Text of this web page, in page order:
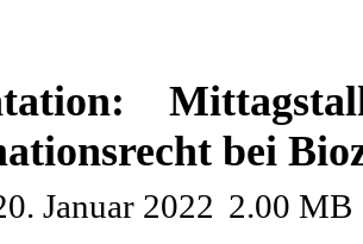
bei
Januar 2022 2.00 MB